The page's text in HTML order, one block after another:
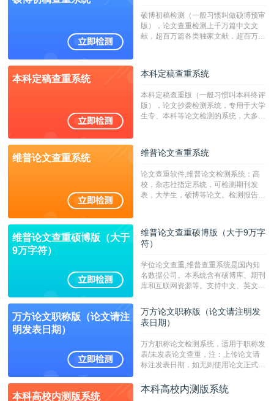
硕博初稿检测（一般习惯叫做硕博预审
版），论文查重检测上千万篇中文文
献，超百万篇各类独家文献，超百万港
校用来检测硕博论文的系统，检测范围
广，数据来源真实，检测算法合理!本
字符数30万）
本科定稿查重系统 本科定稿查重系统
本科定稿查重版（一般习惯叫本科终评
版），论文抄袭检测系统，专用于大学
生专、本科等论文检测的系统，大多数
维普论文查重系统 维普论文查重系统
论文查重软件,维普论文检测系统：高
校，杂志社指定系统，可检测期刊发
表，大学生，硕博等论文。检测报告支
维普论文查重硕博版（大于
9万字符）
维普论文查重硕博版（大于9万字
符）
学位论文查重,维普查重系统是国内知
名数据公司。本系统含有硕博库、期刊
库和互联网资源等。支持中文、英文、
定院校！！！
万方论文职称版（论文请注
明发表日期）
万方论文职称版（论文请注明发
表日期）
万方职称论文检测系统，适用于职称发
表/未发表论文查重，注：上传论文请
标注发表日期，如无则使用论文正式发
成时间作为发表日期。
本科高校内测版系统
本科高校内测版系统